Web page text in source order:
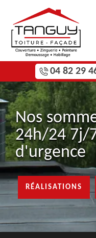
04 82 29
Nos
24h/24 7j/
d'urgence
RÉALISATIONS